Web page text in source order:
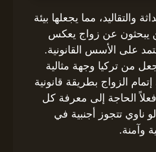
والتقاليد، مما يجعلها بيئة
يبحثون عن زواج يعكس
على الأسس القانونية.
من تركيا وجهة مثالية
الزواج بطريقة قانونية
الحاجة إلى معرفة كل
ناوي تتجوز أجنبية في
وآمنة.